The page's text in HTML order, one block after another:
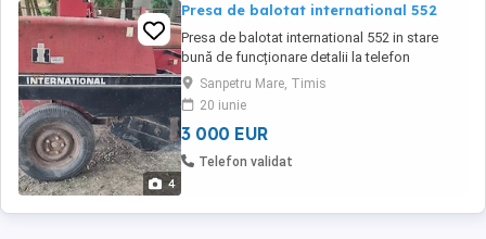
4
Presa de balotat international 552
Presa de balotat international 552 in stare
bună de funcționare detalii la telefon
Sanpetru Mare, Timis
20 iunie
3 000 EUR
Telefon validat